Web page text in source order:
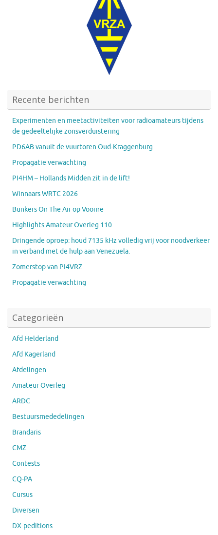
Recente berichten
Experimenten en meetactiviteiten voor radioamateurs tijdens
de gedeeltelijke zonsverduistering
PD6AB vanuit de vuurtoren Oud-Kraggenburg
Propagatie verwachting
PI4HM – Hollands Midden zit in de lift!
Winnaars WRTC 2026
Bunkers On The Air op Voorne
Highlights Amateur Overleg 110
Dringende oproep: houd 7135 kHz volledig vrij voor noodverkeer
in verband met de hulp aan Venezuela.
Zomerstop van PI4VRZ
Propagatie verwachting
Categorieën
Afd Helderland
Afd Kagerland
Afdelingen
Amateur Overleg
ARDC
Bestuursmededelingen
Brandaris
CMZ
Contests
CQ-PA
Cursus
Diversen
DX-peditions